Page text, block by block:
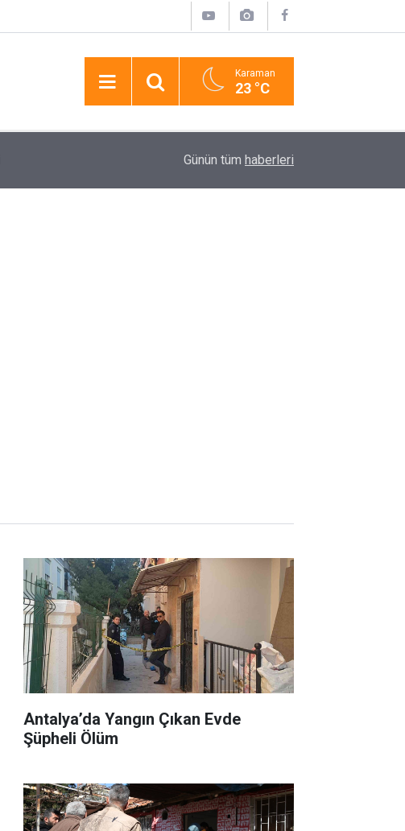
Karaman
23 °C
Pasajda Ölü Bulunan Eyüp Can Davası Sürüyor
Günün tüm haberleri
Antalya’da Yangın Çıkan Evde
Şüpheli Ölüm